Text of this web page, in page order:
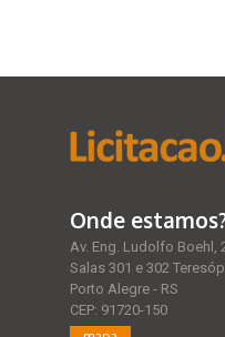
Onde
Av. Eng. Ludolfo Boehl,
Salas 301 e 302
Porto Alegre - RS
CEP: 91720-150